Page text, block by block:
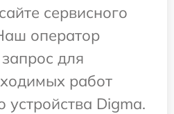
сервисного
оператор
для
работ
Digma.